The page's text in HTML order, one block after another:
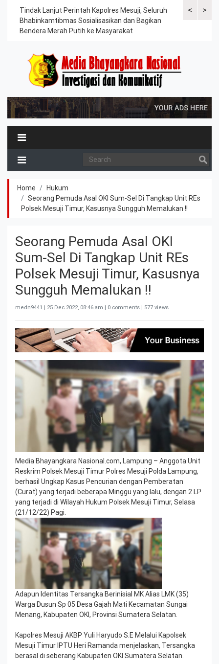
<
Tindak Lanjut Perintah Kapolres Mesuji, Seluruh
Bhabinkamtibmas Sosialisasikan dan Bagikan
Bendera Merah Putih ke Masyarakat
Sat Lantas
>
Home
Hukum
Seorang Pemuda Asal OKI Sum-Sel Di Tangkap Unit REs
Polsek Mesuji Timur, Kasusnya Sungguh Memalukan !!
Seorang Pemuda Asal OKI
Sum-Sel Di Tangkap Unit REs
Polsek Mesuji Timur, Kasusnya
Sungguh Memalukan !!
medn9441 | 25 Dec 2022, 08:46 am | 0 comments | 577 views
Media Bhayangkara Nasional.com, Lampung – Anggota Unit
Reskrim Polsek Mesuji Timur Polres Mesuji Polda Lampung,
berhasil Ungkap Kasus Pencurian dengan Pemberatan
(Curat) yang terjadi beberapa Minggu yang lalu, dengan 2 LP
yang terjadi di Wilayah Hukum Polsek Mesuji Timur, Selasa
(21/12/22) Pagi.
Adapun Identitas Tersangka Berinisial MK Alias LMK (35)
Warga Dusun Sp 05 Desa Gajah Mati Kecamatan Sungai
Menang, Kabupaten OKI, Provinsi Sumatera Selatan.
Kapolres Mesuji AKBP Yuli Haryudo S.E Melalui Kapolsek
Mesuji Timur IPTU Heri Ramanda menjelaskan, Tersangka
berasal di seberang Kabupaten OKI Sumatera Selatan.